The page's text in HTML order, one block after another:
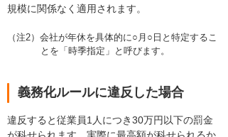
規模に関係なく適用されます。
（注2）会社が年休を具体的に○月○日と特定するこ
とを「時季指定」と呼びます。
義務化ルールに違反した場合
違反すると従業員1人につき30万円以下の罰金